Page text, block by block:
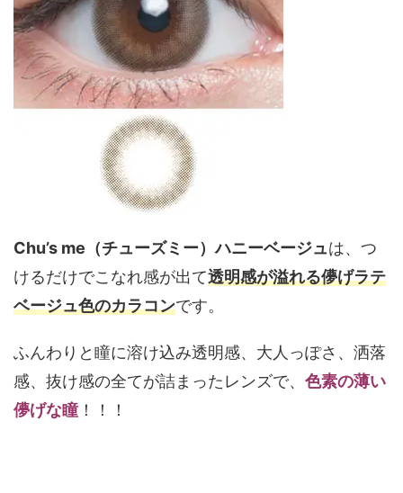
Chu’s me（チューズミー）ハニーベージュは、つ
けるだけでこなれ感が出て透明感が溢れる儚げラテ
ベージュ色のカラコンです。
ふんわりと瞳に溶け込み透明感、大人っぽさ、洒落
感、抜け感の全てが詰まったレンズで、 色素の薄い
儚げな瞳 ！！！